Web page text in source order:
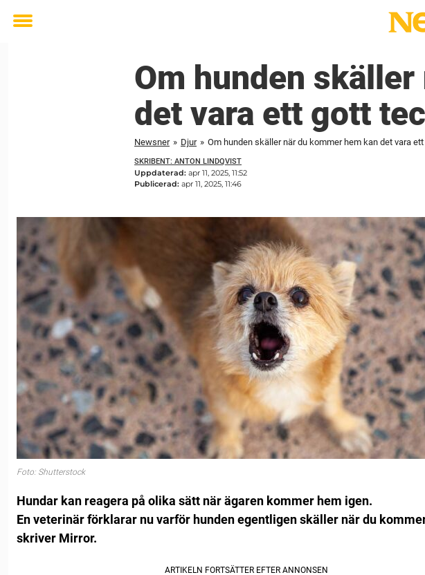
Toggle
Om hunden
det vara ett gott
Newsner » Djur » Om hunden skäller när du kommer hem kan det vara
SKRIBENT: ANTON LINDQVIST
Uppdaterad: apr 11, 2025, 11:52
Publicerad: apr 11, 2025, 11:46
Foto: Shutterstock
Hundar kan reagera på olika sätt när ägaren kommer hem igen.
En veterinär förklarar nu varför hunden egentligen skäller när du
skriver Mirror.